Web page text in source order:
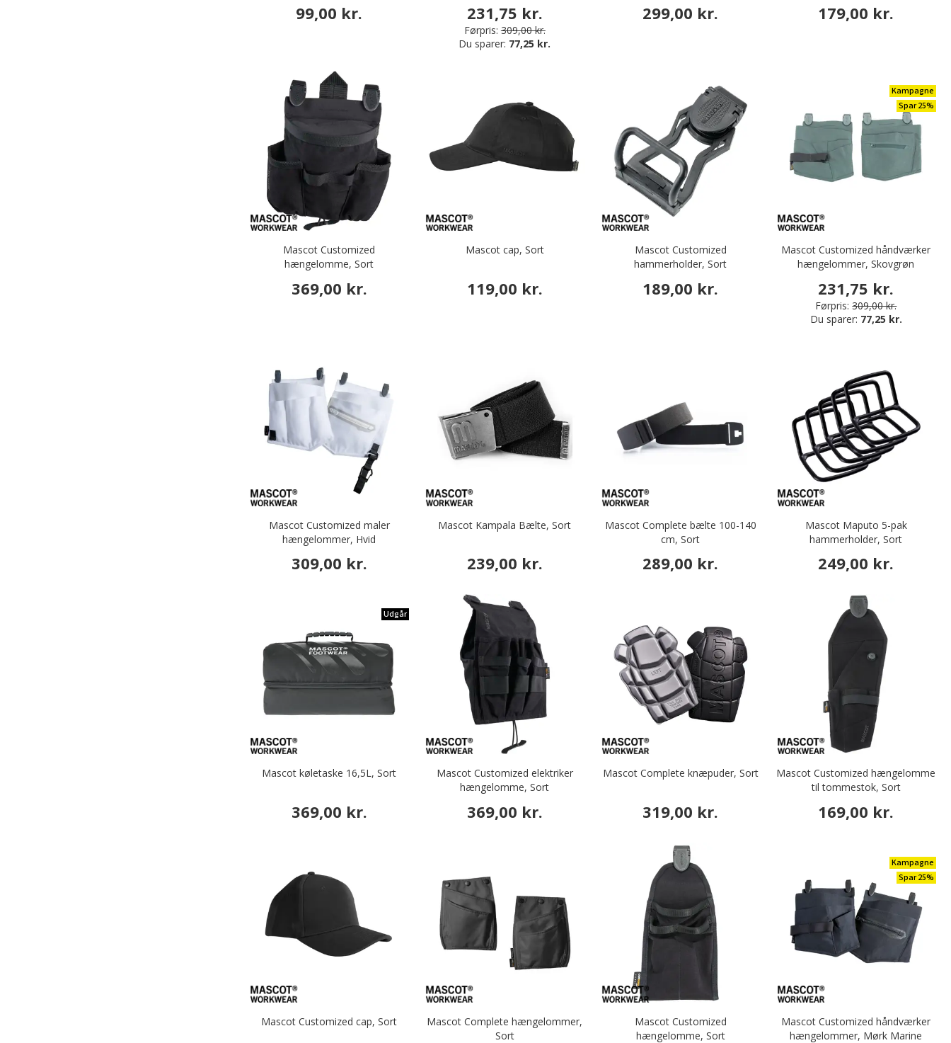
99,00 kr. 231,75 kr.
Førpris: 309,00 kr.
Du sparer: 77,25 kr.
299,00 kr. 179,00 kr.
Mascot Customized
hængelomme, Sort
369,00 kr.
Mascot cap, Sort
119,00 kr.
Mascot Customized
hammerholder, Sort
189,00 kr.
Kampagne
Spar 25%
Mascot Customized håndværker
hængelommer, Skovgrøn
231,75 kr.
Førpris: 309,00 kr.
Du sparer: 77,25 kr.
Mascot Customized maler
hængelommer, Hvid
309,00 kr.
Mascot Kampala Bælte, Sort
239,00 kr.
Mascot Complete bælte 100-140
cm, Sort
289,00 kr.
Mascot Maputo 5-pak
hammerholder, Sort
249,00 kr.
Udgår
Mascot køletaske 16,5L, Sort
369,00 kr.
Mascot Customized elektriker
hængelomme, Sort
369,00 kr.
Mascot Complete knæpuder, Sort
319,00 kr.
Mascot Customized hængelomme
til tommestok, Sort
169,00 kr.
Mascot Customized cap, Sort
Mascot Complete hængelommer,
Sort
Mascot Customized
hængelomme, Sort
Kampagne
Spar 25%
Mascot Customized håndværker
hængelommer, Mørk Marine